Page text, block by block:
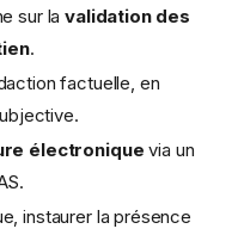
sur lavalidation des
.
factuelle, en
électronique via un
instaurer la présence